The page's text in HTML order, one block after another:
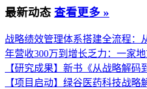
最新动态 查看更多 »
战略绩效管理体系搭建全流程：
年营收300万到增长乏力：一家
【研究成果】新书《从战略解
【项目启动】绿谷医药科技战略